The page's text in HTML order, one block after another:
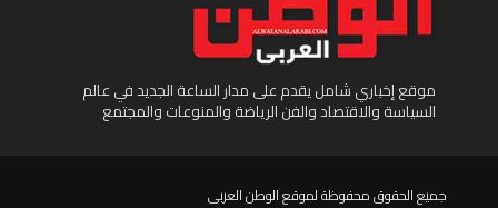
موقع إخباري شامل يقدم على مدار الساعة الجديد في عالم
السياسة والاقتصاد والفن الرياضة والمنوعات والمجتمع
جميع الحقوق محفوظة لموقع الوطن العربى